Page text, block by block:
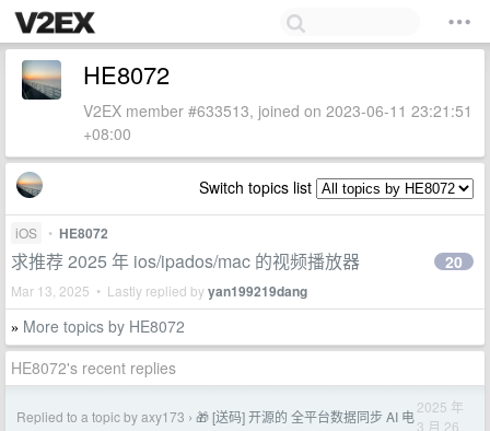
HE8072
V2EX member #633513, joined on 2023-06-11 23:21:51
+08:00
Switch topics list
iOS • HE8072
求推荐 2025 年 ios/ipados/mac 的视频播放器
Mar 13, 2025 • Lastly replied byyan199219dang
20
» More topics by HE8072
HE8072's recent replies
Replied to a topic by axy173 › 🎁 [送码] 开源的 全平台数据同步 AI 电2025 年
3 月 26